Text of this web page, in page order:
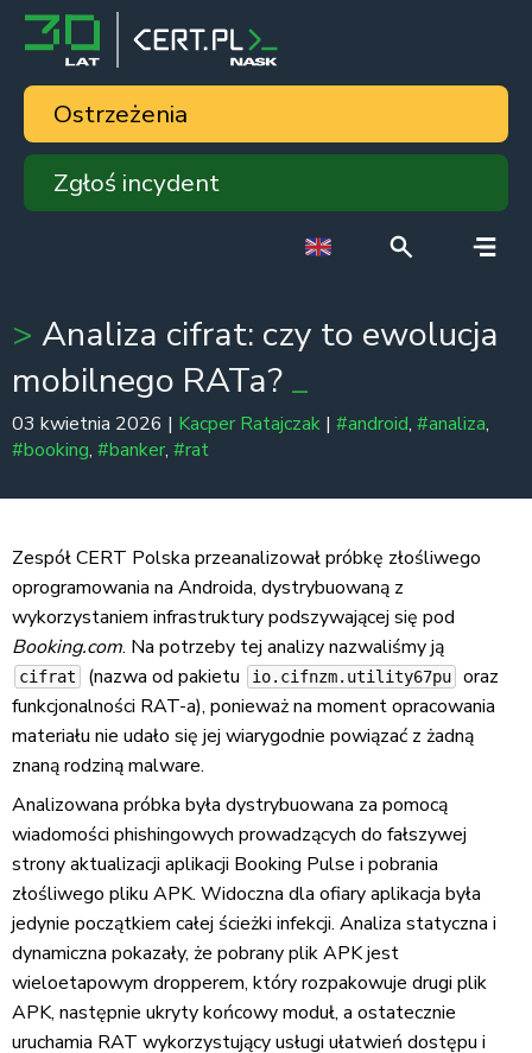
Ostrzeżenia
Zgłoś incydent
Analiza cifrat: czy to ewolucja
mobilnego RATa?
03 kwietnia 2026 | Kacper Ratajczak | #android, #analiza,
#booking, #banker, #rat
Zespół CERT Polska przeanalizował próbkę złośliwego
oprogramowania na Androida, dystrybuowaną z
wykorzystaniem infrastruktury podszywającej się pod
Booking.com. Na potrzeby tej analizy nazwaliśmy ją
cifrat (nazwa od pakietu io.cifnzm.utility67pu
oraz
funkcjonalności RAT-a), ponieważ na moment opracowania
materiału nie udało się jej wiarygodnie powiązać z żadną
znaną rodziną malware.
Analizowana próbka była dystrybuowana za pomocą
wiadomości phishingowych prowadzących do fałszywej
strony aktualizacji aplikacji Booking Pulse i pobrania
złośliwego pliku APK. Widoczna dla ofiary aplikacja była
jedynie początkiem całej ścieżki infekcji. Analiza statyczna i
dynamiczna pokazały, że pobrany plik APK jest
wieloetapowym dropperem, który rozpakowuje drugi plik
APK, następnie ukryty końcowy moduł, a ostatecznie
uruchamia RAT wykorzystujący usługi ułatwień dostępu i